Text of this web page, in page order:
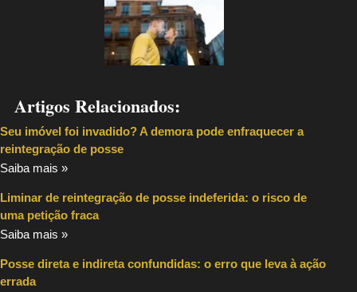
Artigos Relacionados:
Seu imóvel foi invadido? A demora pode enfraquecer a
reintegração de posse
Saiba mais »
Liminar de reintegração de posse indeferida: o risco de
uma petição fraca
Saiba mais »
Posse direta e indireta confundidas: o erro que leva à ação
errada